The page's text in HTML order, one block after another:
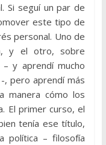
Si seguí un par de
este tipo de
personal. Uno de
y el otro, sobre
y aprendí mucho
pero aprendí más
manera cómo los
El primer curso, el
tenía ese título,
política – filosofía